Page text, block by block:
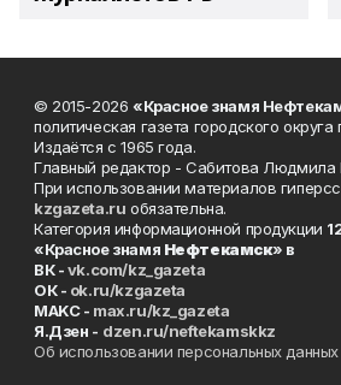
© 2015-2026 «Красное знамя
политическая газета городского
Издаётся с 1965 года.
Главный редактор - Сабитова Людмила
При использовании материалов
kzgazeta.ru обязательна.
Категория информационной продукции
«Красное знамя Нефтекамск» в
ВК -vk.com/kz_gazeta
ОК - ok.ru/kzgazeta
MAKC - max.ru/kz_gazeta
Я.Дзен - dzen.ru/neftekamskkz
Об использовании персональных данных